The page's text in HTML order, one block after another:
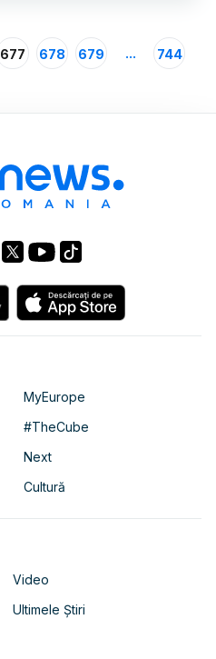
677 678 679 ... 744
MyEurope
#TheCube
Next
Cultură
Video
Ultimele Știri